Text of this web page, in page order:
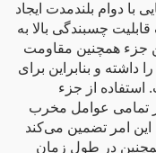
با دوام بلندمدت ایجاد
چسبندگی بالا به
جزء همچنین مقاومت
داشته و بنابراین برای
از جزء
تمامی عوامل مخرب
امر تضمین می‌کند
در طول زمان